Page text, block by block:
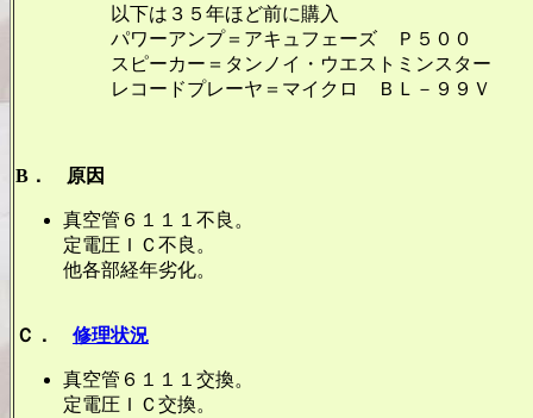
以下は３５年ほど前に購入
パワーアンプ＝アキュフェーズ Ｐ５００
スピーカー＝タンノイ・ウエストミンスター
レコードプレーヤ＝マイクロ ＢＬ－９９Ｖ
B． 原因
真空管６１１１不良。
定電圧ＩＣ不良。
他各部経年劣化。
Ｃ． 修理状況
真空管６１１１交換。
定電圧ＩＣ交換。